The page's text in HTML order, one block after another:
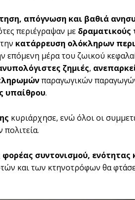
απόγνωση και βαθιά
περιέγραψαν με δραματικούς
κατάρρευση ολόκληρων
επόμενη μέρα του ζωικού
ζημιές,
παραγωγικών
υπαίθρου.
κυριάρχησε, ενώ όλοι οι
πολιτεία.
συντονισμού, ενότητας
και των κτηνοτρόφων θα